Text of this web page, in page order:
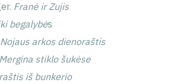
Franė ir Zujis
begalybės
Nojaus arkos dienoraštis
Mergina stiklo šukėse
iš bunkerio